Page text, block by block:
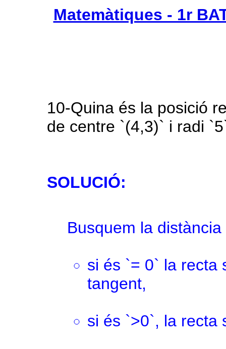
Matemàtiques - 1r
10-Quina és la posició
de centre `(4,3)` i radi
SOLUCIÓ:
Busquem la
si és `= 0` la recta
tangent,
si és `>0`, la recta